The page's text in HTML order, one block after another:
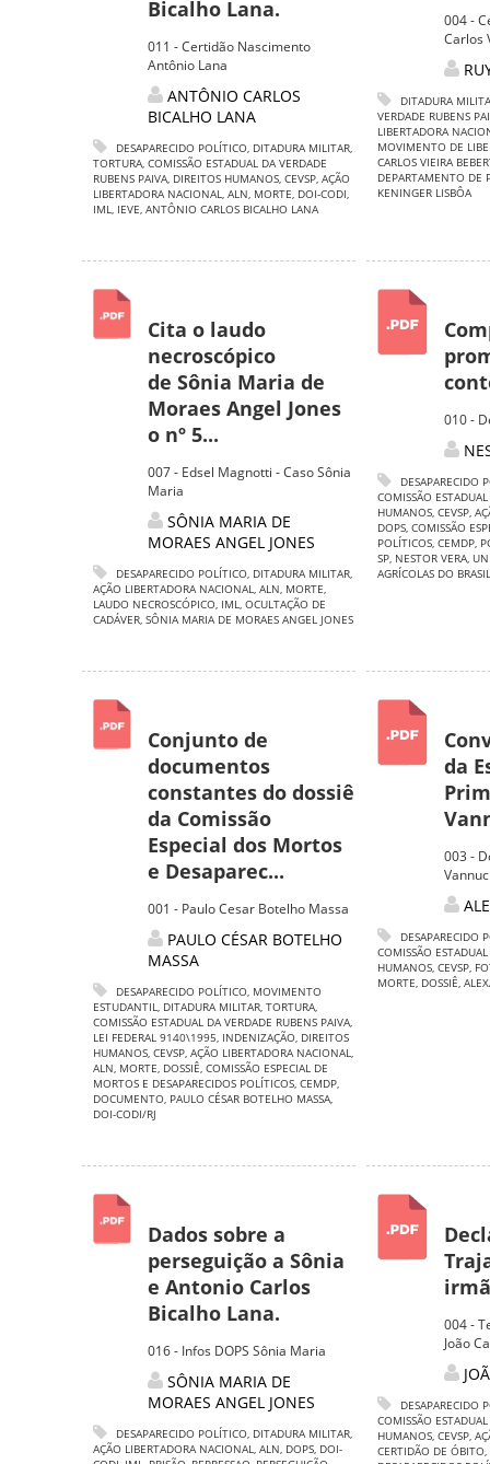
Bicalho Lana.
011 - Certidão Nascimento
Antônio Lana
ANTÔNIO CARLOS
BICALHO LANA
DESAPARECIDO POLÍTICO, DITADURA MILITAR,
TORTURA, COMISSÃO ESTADUAL DA VERDADE
RUBENS PAIVA, DIREITOS HUMANOS, CEVSP, AÇÃO
LIBERTADORA NACIONAL, ALN, MORTE, DOI-CODI,
IML, IEVE, ANTÔNIO CARLOS BICALHO LANA
004 -
Carlos
DITADURA
VERDADE RUBENS
LIBERTADORA
MOVIMENTO DE
CARLOS VIEIRA
DEPARTAMENTO DE
KENINGER LISBÔA
Cita o laudo
necroscópico
de Sônia Maria de
Moraes Angel Jones
o nº 5...
007 - Edsel Magnotti - Caso Sônia
Maria
SÔNIA MARIA DE
MORAES ANGEL JONES
DESAPARECIDO POLÍTICO, DITADURA MILITAR,
AÇÃO LIBERTADORA NACIONAL, ALN, MORTE,
LAUDO NECROSCÓPICO, IML, OCULTAÇÃO DE
CADÁVER, SÔNIA MARIA DE MORAES ANGEL JONES
010 -
DESAPARECIDO
COMISSÃO
HUMANOS, CEVSP,
DOPS, COMISSÃO
POLÍTICOS, CEMDP,
SP, NESTOR VERA,
AGRÍCOLAS DO BRASIL
Conjunto de
documentos
constantes do dossiê
da Comissão
Especial dos Mortos
e Desaparec...
001 - Paulo Cesar Botelho Massa
PAULO CÉSAR BOTELHO
MASSA
DESAPARECIDO POLÍTICO, MOVIMENTO
ESTUDANTIL, DITADURA MILITAR, TORTURA,
COMISSÃO ESTADUAL DA VERDADE RUBENS PAIVA,
LEI FEDERAL 9140\1995, INDENIZAÇÃO, DIREITOS
HUMANOS, CEVSP, AÇÃO LIBERTADORA NACIONAL,
ALN, MORTE, DOSSIÊ, COMISSÃO ESPECIAL DE
MORTOS E DESAPARECIDOS POLÍTICOS, CEMDP,
DOCUMENTO, PAULO CÉSAR BOTELHO MASSA,
DOI-CODI/RJ
da
003 -
DESAPARECIDO
COMISSÃO
HUMANOS, CEVSP,
MORTE, DOSSIÊ,
Dados sobre a
perseguição a Sônia
e Antonio Carlos
Bicalho Lana.
016 - Infos DOPS Sônia Maria
SÔNIA MARIA DE
MORAES ANGEL JONES
DESAPARECIDO POLÍTICO, DITADURA MILITAR,
AÇÃO LIBERTADORA NACIONAL, ALN, DOPS, DOI-
004 -
João
DESAPARECIDO
COMISSÃO
HUMANOS, CEVSP,
CERTIDÃO DE ÓBITO,